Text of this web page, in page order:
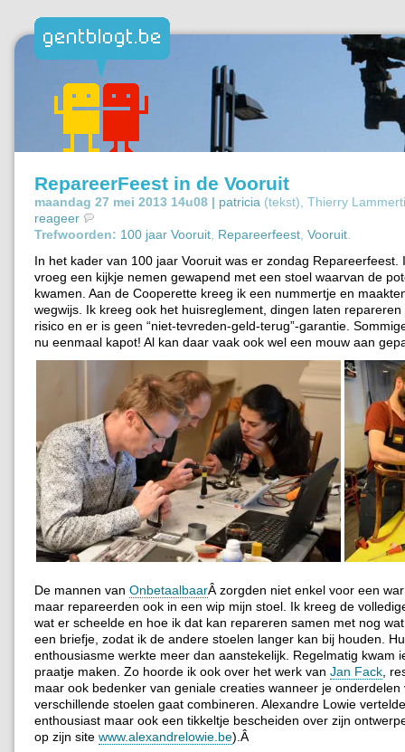
RepareerFeest in de Vooruit
maandag 27 mei 2013 14u08 | patricia (tekst), Thierry
reageer
Trefwoorden: 100 jaar Vooruit Repareerfeest Vooruit
In het kader van 100 jaar Vooruit was er zondag Repareerfeest.
vroeg een kijkje nemen gewapend met een stoel waarvan de
kwamen. Aan de Cooperette kreeg ik een nummertje en
wegwijs. Ik kreeg ook het huisreglement, dingen laten
risico en er is geen “niet-tevreden-geld-terug”-garantie.
nu eenmaal kapot! Al kan daar vaak ook wel een mouw aan
De mannen van OnbetaalbaarÂ zorgden niet enkel voor een
maar repareerden ook in een wip mijn stoel. Ik kreeg de
wat er scheelde en hoe ik dat kan repareren samen met nog
een briefje, zodat ik de andere stoelen langer kan bij houden.
enthousiasme werkte meer dan aanstekelijk. Regelmatig kwam
praatje maken. Zo hoorde ik ook over het werk van Jan Fack ,
maar ook bedenker van geniale creaties wanneer je onderdelen
verschillende stoelen gaat combineren. Alexandre Lowie
enthousiast maar ook een tikkeltje bescheiden over zijn
op zijn site www.alexandrelowie.be).Â